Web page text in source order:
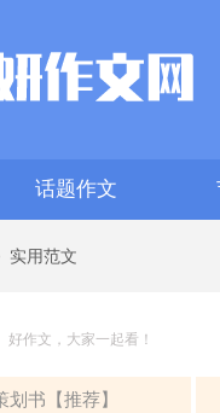
话题作文
实用范文
好作文，大家一起看！
划书【推荐】